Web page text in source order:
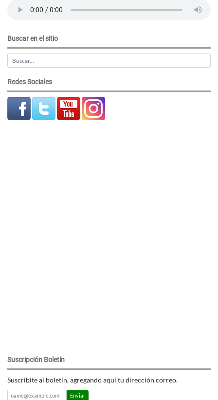
Buscar en el sitio
Redes Sociales
Suscripción Boletín
Suscribite al boletín, agregando aquí tu dirección correo.
Enviar